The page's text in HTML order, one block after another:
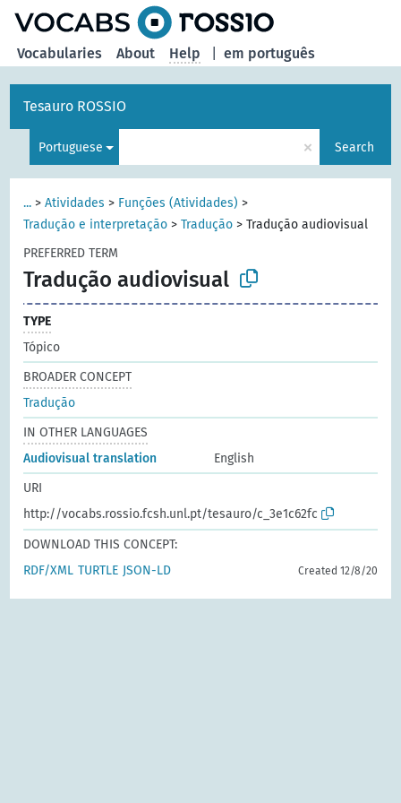
em português
Vocabularies About Help
Tesauro ROSSIO
Portuguese × Search
... >Atividades > Funções (Atividades) >
Tradução e interpretação >Tradução >Tradução audiovisual
PREFERRED TERM
Tradução audiovisual
TYPE
Tópico
BROADER CONCEPT
Tradução
IN OTHER LANGUAGES
Audiovisual translation
English
URI
http://vocabs.rossio.fcsh.unl.pt/tesauro/c_3e1c62fc
DOWNLOAD THIS CONCEPT:
RDF/XML TURTLE JSON-LD Created 12/8/20